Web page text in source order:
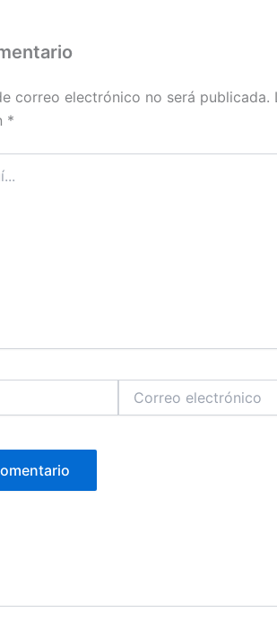
correo electrónico no será publicada.
*
electrónico